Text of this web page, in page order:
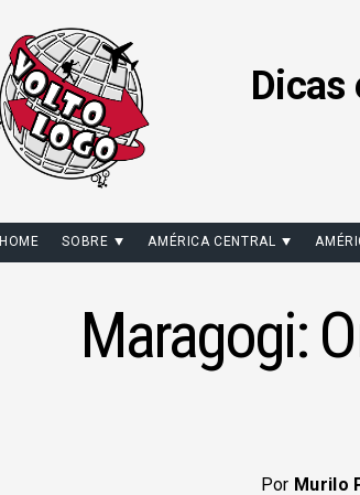
Dicas
HOME SOBRE AMÉRICA CENTRAL
Maragogi:
Por Murilo